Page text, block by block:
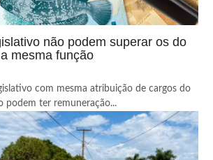
não podem superar os do
mesma função
com mesma atribuição de cargos do
podem ter remuneração...